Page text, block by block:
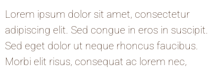
Lorem ipsum dolor sit amet, consectetur
adipiscing elit. Sed congue in eros in suscipit.
Sed eget dolor ut neque rhoncus faucibus.
Morbi elit risus, consequat ac lorem nec,